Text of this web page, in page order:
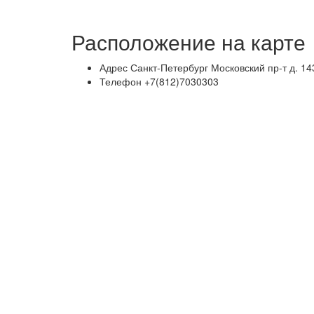
Расположение на карте
Адрес Санкт-Петербург Московский пр-т д.
Телефон +7(812)7030303